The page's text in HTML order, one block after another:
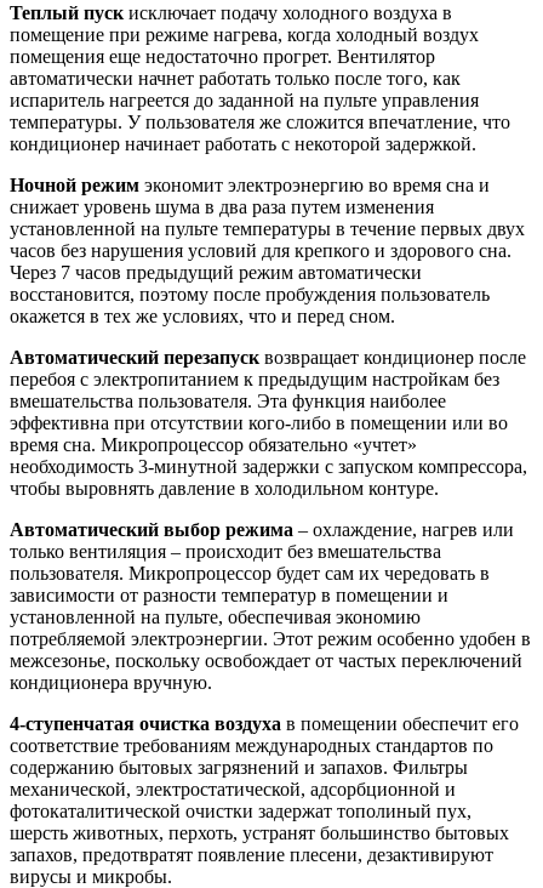
Теплый пуск исключает подачу холодного воздуха в
помещение при режиме нагрева, когда холодный воздух
помещения еще недостаточно прогрет. Вентилятор
автоматически начнет работать только после того, как
испаритель нагреется до заданной на пульте управления
температуры. У пользователя же сложится впечатление, что
кондиционер начинает работать с некоторой задержкой.
Ночной режим экономит электроэнергию во время сна и
снижает уровень шума в два раза путем изменения
установленной на пульте температуры в течение первых двух
часов без нарушения условий для крепкого и здорового сна.
Через 7 часов предыдущий режим автоматически
восстановится, поэтому после пробуждения пользователь
окажется в тех же условиях, что и перед сном.
Автоматический перезапуск возвращает кондиционер после
перебоя с электропитанием к предыдущим настройкам без
вмешательства пользователя. Эта функция наиболее
эффективна при отсутствии кого-либо в помещении или во
время сна. Микропроцессор обязательно «учтет»
необходимость 3-минутной задержки с запуском компрессора,
чтобы выровнять давление в холодильном контуре.
Автоматический выбор режима – охлаждение, нагрев или
только вентиляция – происходит без вмешательства
пользователя. Микропроцессор будет сам их чередовать в
зависимости от разности температур в помещении и
установленной на пульте, обеспечивая экономию
потребляемой электроэнергии. Этот режим особенно удобен в
межсезонье, поскольку освобождает от частых переключений
кондиционера вручную.
4-ступенчатая очистка воздуха в помещении обеспечит его
соответствие требованиям международных стандартов по
содержанию бытовых загрязнений и запахов. Фильтры
механической, электростатической, адсорбционной и
фотокаталитической очистки задержат тополиный пух,
шерсть животных, перхоть, устранят большинство бытовых
запахов, предотвратят появление плесени, дезактивируют
вирусы и микробы.